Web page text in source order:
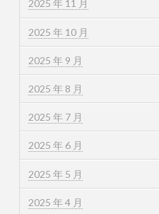
2025 年 11 月
2025 年 10 月
2025 年 9 月
2025 年 8 月
2025 年 7 月
2025 年 6 月
2025 年 5 月
2025 年 4 月